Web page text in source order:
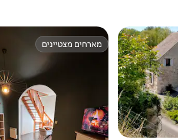
אורחים מארחים מצטיינים
מארחים מצטיינים